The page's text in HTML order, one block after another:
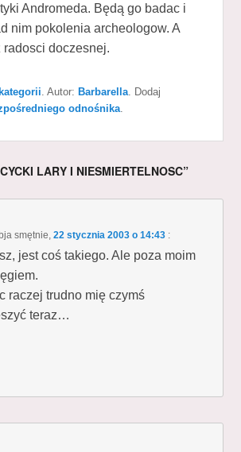
Andromeda. Będą go badac i
nim pokolenia archeologow. A
radosci doczesnej.
. Autor: Barbarella . Dodaj
odnośnika
LARY I NIESMIERTELNOSC”
smętnie,22 stycznia 2003 o 14:43 :
jest coś takiego. Ale poza moim
raczej trudno mię czymś
teraz…